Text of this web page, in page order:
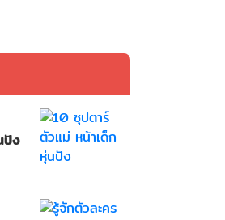
ปัง